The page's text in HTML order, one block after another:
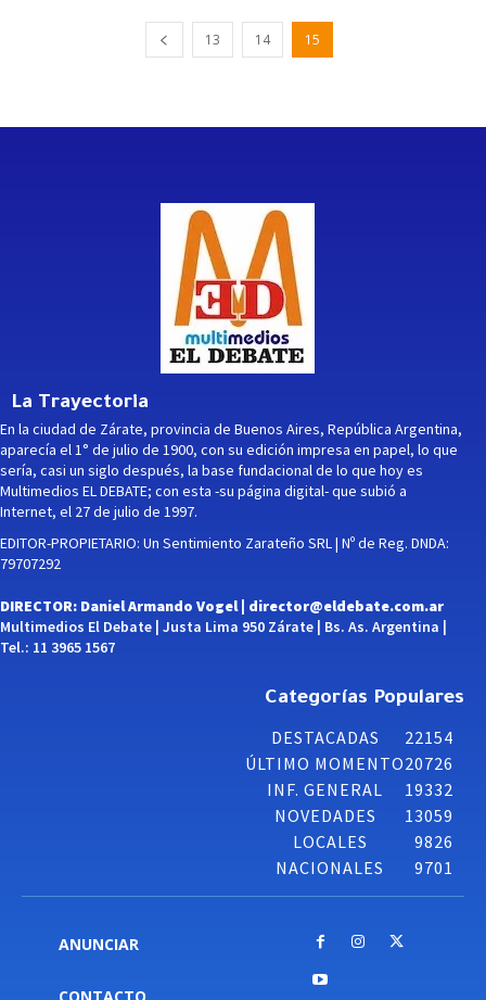
13 14 15
La Trayectoria
En la ciudad de Zárate, provincia de Buenos Aires, República Argentina,
aparecía el 1° de julio de 1900, con su edición impresa en papel, lo que
sería, casi un siglo después, la base fundacional de lo que hoy es
Multimedios EL DEBATE; con esta -su página digital- que subió a
Internet, el 27 de julio de 1997.
EDITOR-PROPIETARIO: Un Sentimiento Zarateño SRL | Nº de Reg. DNDA:
79707292
DIRECTOR: Daniel Armando Vogel | director@eldebate.com.ar
Multimedios El Debate | Justa Lima 950 Zárate | Bs. As. Argentina |
Tel.: 11 3965 1567
Categorías Populares
DESTACADAS
22154
ÚLTIMO MOMENTO20726
INF. GENERAL
19332
NOVEDADES
13059
LOCALES
9826
NACIONALES
9701
ANUNCIAR
CONTACTO